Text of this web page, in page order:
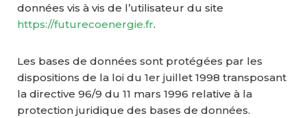
données vis à vis de l’utilisateur du site
https://futurecoenergie.fr.
Les bases de données sont protégées par les
dispositions de la loi du 1er juillet 1998 transposant
la directive 96/9 du 11 mars 1996 relative à la
protection juridique des bases de données.